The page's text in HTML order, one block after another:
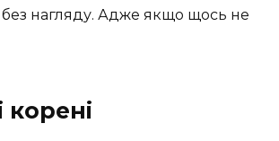
без нагляду. Адже якщо щось не
корені